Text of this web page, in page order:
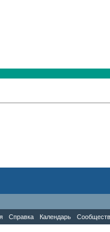
Справка Календарь